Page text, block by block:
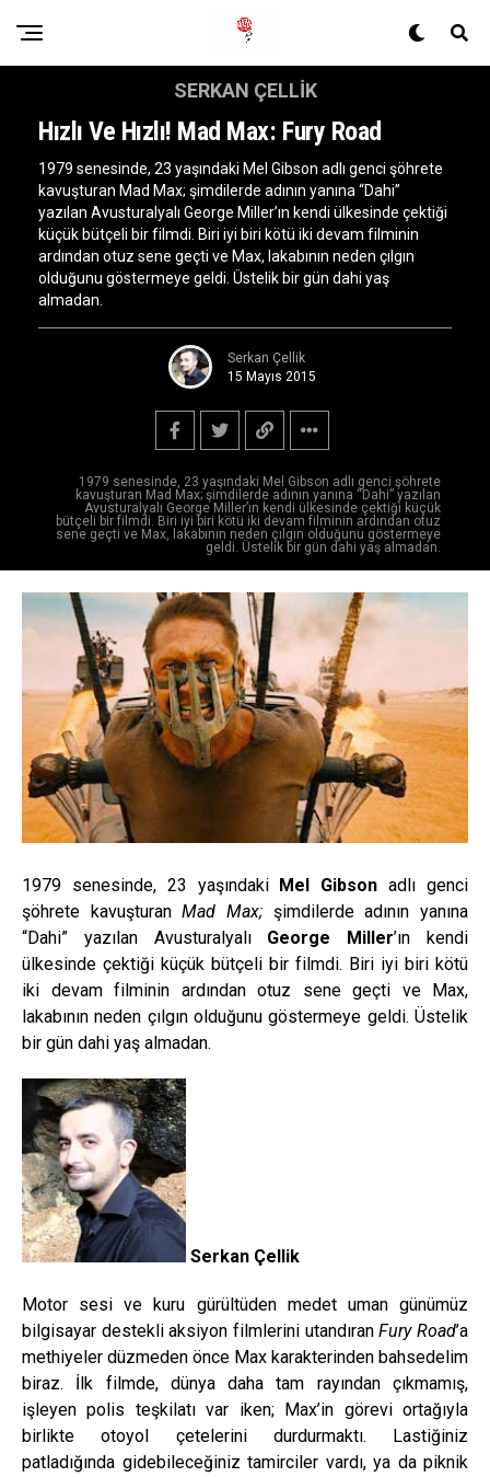
1979 senesinde, 23 yaşındaki Mel Gibson adlı genci şöhrete
kavuşturan Mad Max; şimdilerde adının yanına “Dahi” yazılan
Avusturalyalı George Miller’ın kendi ülkesinde çektiği küçük
bütçeli bir filmdi. Biri iyi biri kötü iki devam filminin ardından otuz
sene geçti ve Max, lakabının neden çılgın olduğunu göstermeye
geldi. Üstelik bir gün dahi yaş almadan.
SERKAN ÇELLIK
Hızlı Ve Hızlı! Mad Max: Fury Road
1979 senesinde, 23 yaşındaki Mel Gibson adlı genci şöhrete
kavuşturan Mad Max; şimdilerde adının yanına “Dahi”
yazılan Avusturalyalı George Miller’ın kendi ülkesinde çektiği
küçük bütçeli bir filmdi. Biri iyi biri kötü iki devam filminin
ardından otuz sene geçti ve Max, lakabının neden çılgın
olduğunu göstermeye geldi. Üstelik bir gün dahi yaş
almadan.
Serkan Çellik
15 Mayıs 2015
1979 senesinde, 23 yaşındaki Mel Gibson adlı genci
şöhrete kavuşturanMad Max; şimdilerde adının yanına
“Dahi” yazılan Avusturalyalı George Miller’ın kendi
ülkesinde çektiği küçük bütçeli bir filmdi. Biri iyi biri kötü
iki devam filminin ardından otuz sene geçti ve Max,
lakabının neden çılgın olduğunu göstermeye geldi. Üstelik
bir gün dahi yaş almadan.
Serkan Çellik
Motor sesi ve kuru gürültüden medet uman günümüz
bilgisayar destekli aksiyon filmlerini utandıranFury Road’a
methiyeler düzmeden önce Max karakterinden bahsedelim
biraz. İlk filmde, dünya daha tam rayından çıkmamış,
işleyen polis teşkilatı var iken; Max’in görevi ortağıyla
birlikte otoyol çetelerini durdurmaktı. Lastiğiniz
patladığında gidebileceğiniz tamirciler vardı, ya da piknik